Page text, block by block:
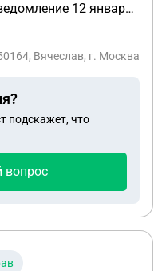
12 января
договор 20 февраля
второе
меня сократят 13
, во втором
были поставить срок
ознакомления
Вячеслав, г. Москва
подскажет, что
вопрос